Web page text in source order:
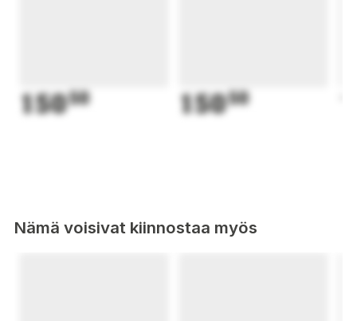
15050 15050
Nämä voisivat kiinnostaa myös